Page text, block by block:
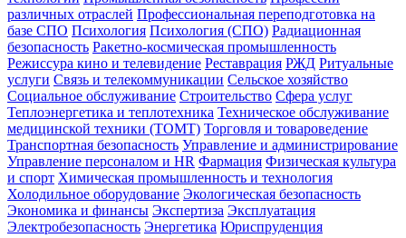
различных отраслей Профессиональная переподготовка на
базе СПО Психология Психология (СПО) Радиационная
безопасность Ракетно-космическая промышленность
Режиссура кино и телевидение Реставрация РЖД Ритуальные
услуги Связь и телекоммуникации Сельское хозяйство
Социальное обслуживание Строительство Сфера услуг
Теплоэнергетика и теплотехника Техническое обслуживание
медицинской техники (ТОМТ) Торговля и товароведение
Транспортная безопасность Управление и администрирование
Управление персоналом и HR Фармация Физическая культура
и спорт Химическая промышленность и технология
Холодильное оборудование Экологическая безопасность
Экономика и финансы Экспертиза Эксплуатация
Электробезопасность Энергетика Юриспруденция